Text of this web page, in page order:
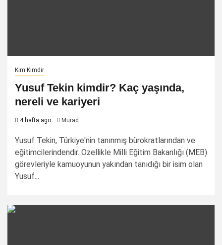
Kim Kimdir
Yusuf Tekin kimdir? Kaç yaşında,
nereli ve kariyeri
4 hafta ago Murad
Yusuf Tekin, Türkiye'nin tanınmış bürokratlarından ve
eğitimcilerindendir. Özellikle Milli Eğitim Bakanlığı (MEB)
görevleriyle kamuoyunun yakından tanıdığı bir isim olan
Yusuf...